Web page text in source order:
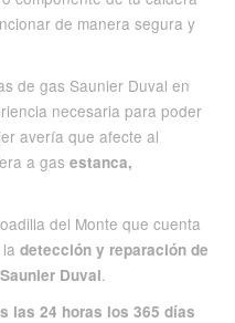
de manera segura y
de gas Saunier Duval en
necesaria para poder
avería que afecte al
a gas estanca,
del Monte que cuenta
detección y reparación de
Duval.
las 24 horas los 365 días